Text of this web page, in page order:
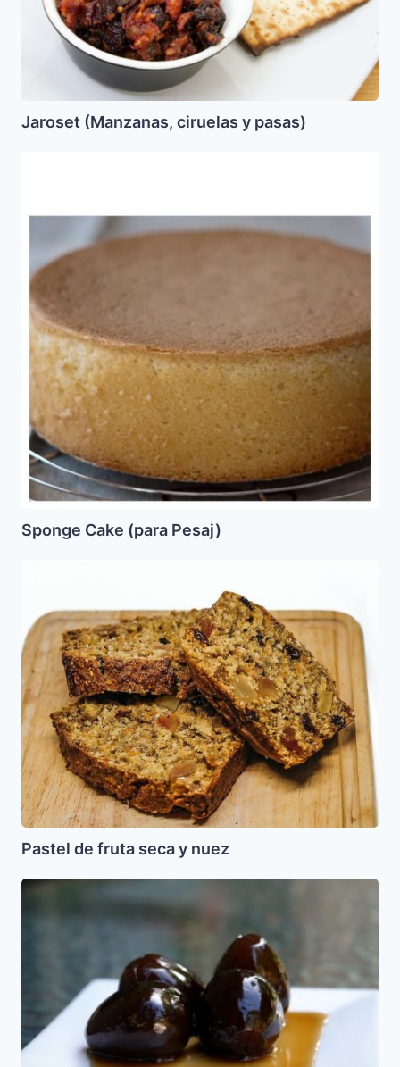
Jaroset (Manzanas, ciruelas y pasas)
Sponge Cake (para Pesaj)
fruta
seca
y
nuez
Pastel de fruta seca y nuez
Berenjenitas